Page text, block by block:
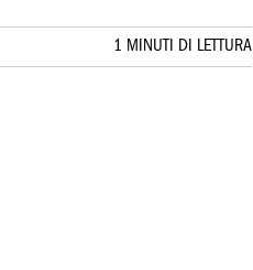
1 MINUTI DI LETTURA